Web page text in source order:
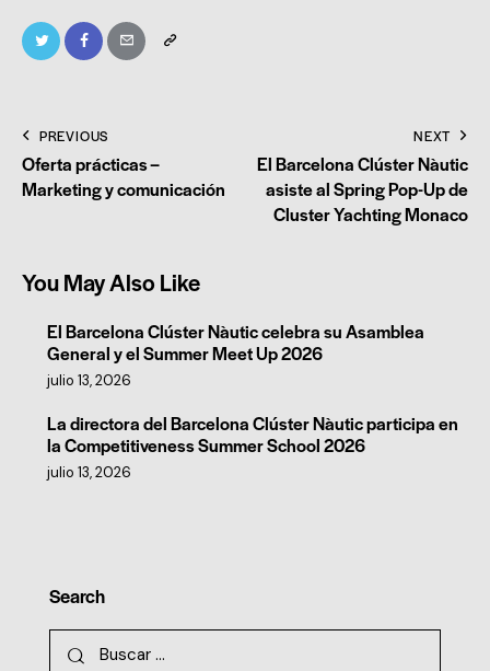
PREVIOUS
Oferta prácticas –
Marketing y comunicación
NEXT
El Barcelona Clúster Nàutic
asiste al Spring Pop-Up de
Cluster Yachting Monaco
You May Also Like
El Barcelona Clúster Nàutic celebra su Asamblea
General y el Summer Meet Up 2026
julio 13, 2026
La directora del Barcelona Clúster Nàutic participa en
la Competitiveness Summer School 2026
julio 13, 2026
Search